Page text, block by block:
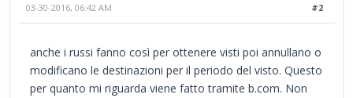
#2
03-30-2016, 06:42 AM
anche i russi fanno così per ottenere visti poi annullano o
modificano le destinazioni per il periodo del visto. Questo
per quanto mi riguarda viene fatto tramite b.com. Non